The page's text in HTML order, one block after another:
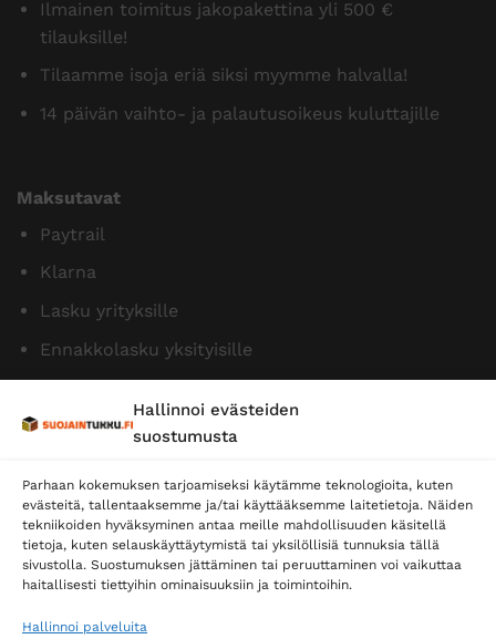
Hallinnoi evästeiden
suostumusta
Parhaan kokemuksen tarjoamiseksi käytämme teknologioita, kuten
evästeitä, tallentaaksemme ja/tai käyttääksemme laitetietoja. Näiden
tekniikoiden hyväksyminen antaa meille mahdollisuuden käsitellä
tietoja, kuten selauskäyttäytymistä tai yksilöllisiä tunnuksia tällä
sivustolla. Suostumuksen jättäminen tai peruuttaminen voi vaikuttaa
haitallisesti tiettyihin ominaisuuksiin ja toimintoihin.
Hallinnoi palveluita
Ilmainen toimitus jakopakettina yli 500 €
tilauksille!
Tilaamme isoja eriä siksi myymme halvalla!
14 päivän vaihto- ja palautusoikeus kuluttajille
Maksutavat
Paytrail
Klarna
Lasku yrityksille
Ennakkolasku yksityisille
Toimitustavat
Posti
Matkahuolto